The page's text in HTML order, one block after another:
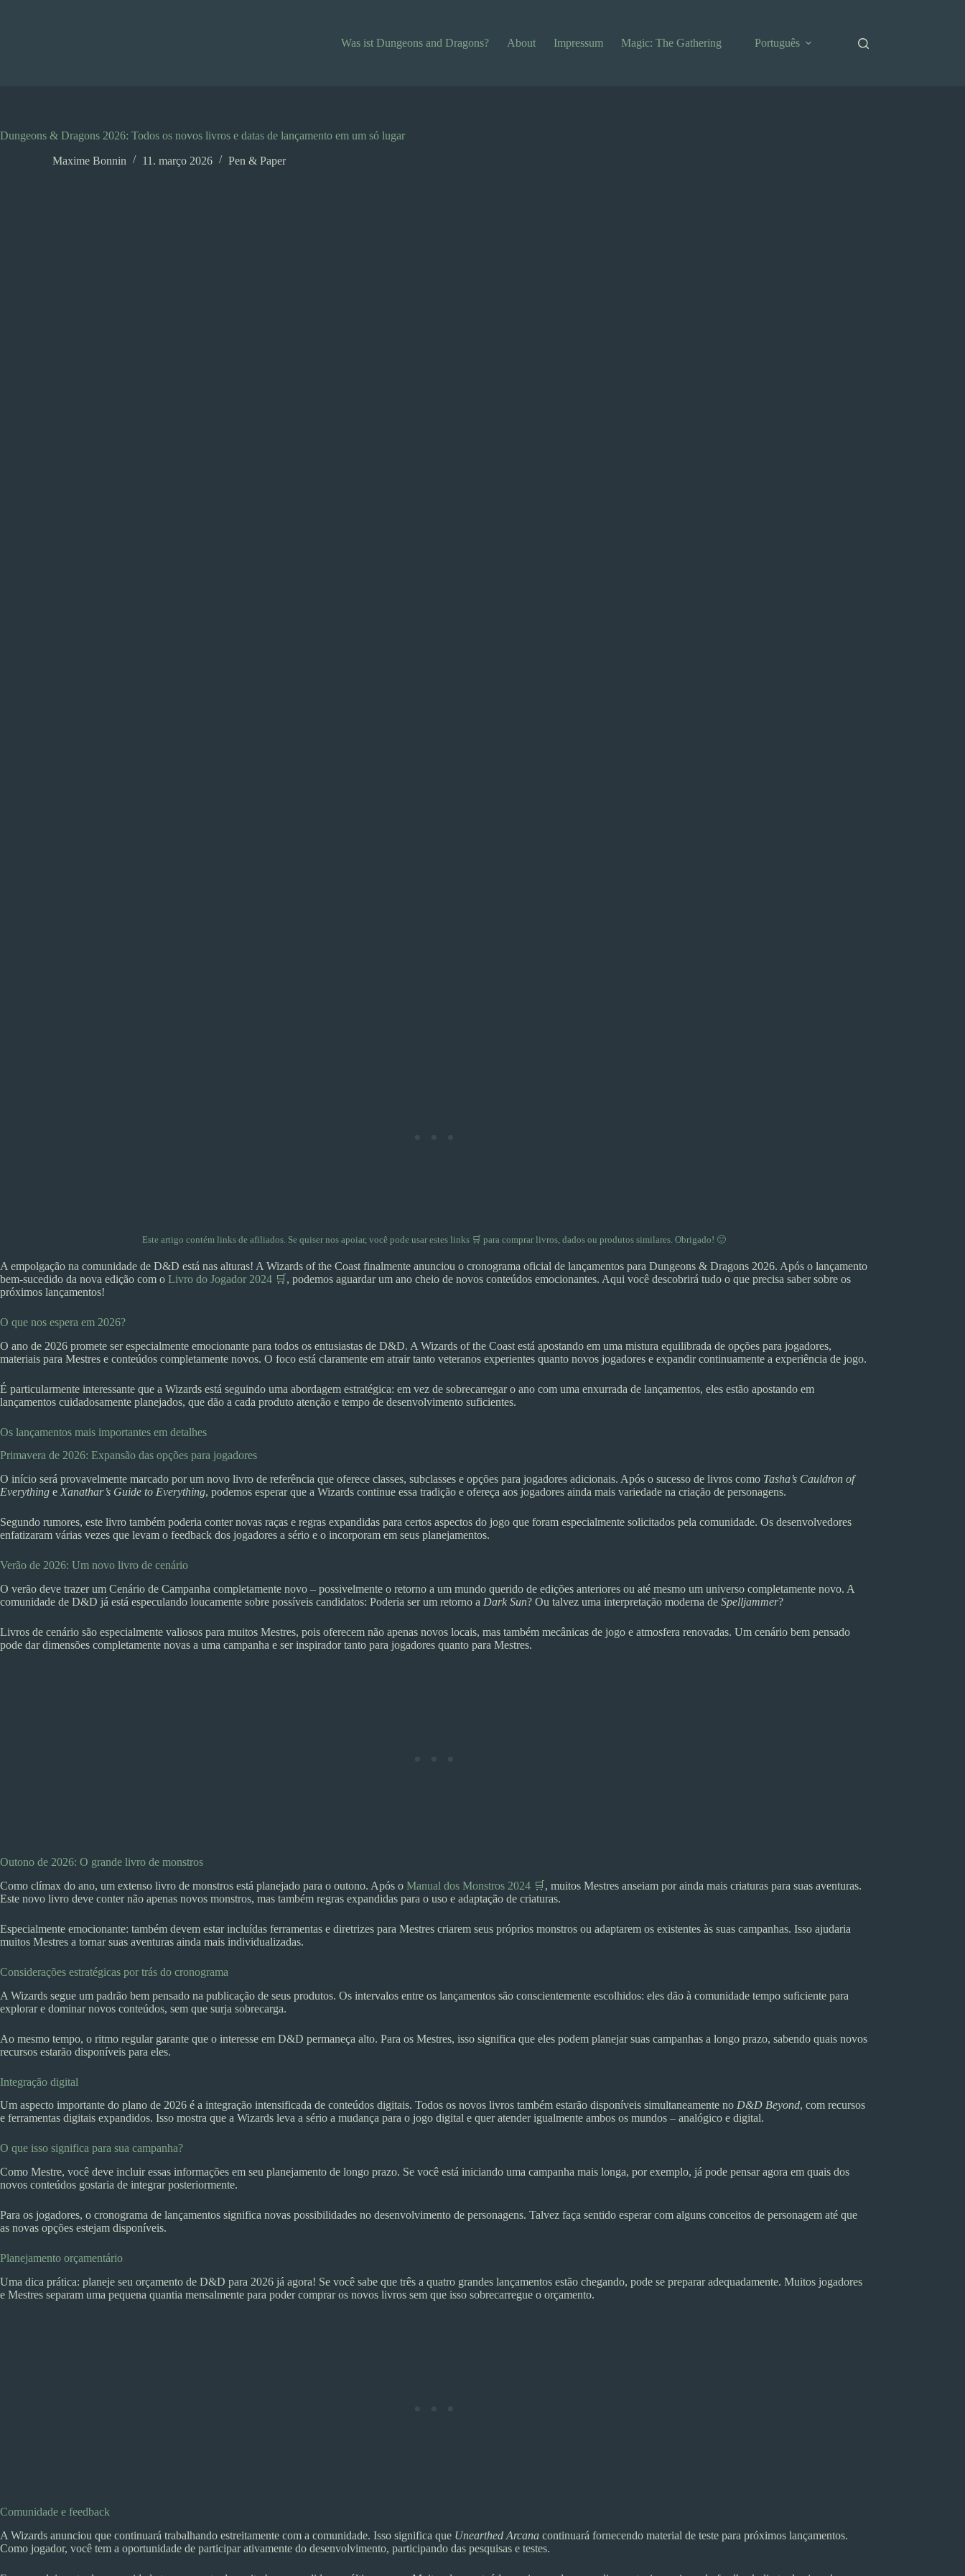
Was ist Dungeons and Dragons? About Impressum Magic: The Gathering Português
Dungeons & Dragons 2026: Todos os novos livros e datas de lançamento em um só lugar
Maxime Bonnin 11. março 2026 Pen & Paper
Este artigo contém links de afiliados. Se quiser nos apoiar, você pode usarestes links 🛒 para comprar livros, dados ou produtos similares. Obrigado! 🙂
A empolgação na comunidade de D&D está nas alturas! A Wizards of the Coast finalmente anunciou o cronograma oficial de lançamentos para Dungeons & Dragons 2026. Após o lançamento
bem-sucedido da nova edição com o Livro do Jogador 2024 🛒 , podemos aguardar um ano cheio de novos conteúdos emocionantes. Aqui você descobrirá tudo o que precisa saber sobre os
próximos lançamentos!
O que nos espera em 2026?
O ano de 2026 promete ser especialmente emocionante para todos os entusiastas de D&D. A Wizards of the Coast está apostando em uma mistura equilibrada de opções para jogadores,
materiais para Mestres e conteúdos completamente novos. O foco está claramente em atrair tanto veteranos experientes quanto novos jogadores e expandir continuamente a experiência de jogo.
É particularmente interessante que a Wizards está seguindo uma abordagem estratégica: em vez de sobrecarregar o ano com uma enxurrada de lançamentos, eles estão apostando em
lançamentos cuidadosamente planejados, que dão a cada produto atenção e tempo de desenvolvimento suficientes.
Os lançamentos mais importantes em detalhes
Primavera de 2026: Expansão das opções para jogadores
O início será provavelmente marcado por um novo livro de referência que oferece classes, subclasses e opções para jogadores adicionais. Após o sucesso de livros como Tasha’s Cauldron of
Everything e Xanathar’s Guide to Everything, podemos esperar que a Wizards continue essa tradição e ofereça aos jogadores ainda mais variedade na criação de personagens.
Segundo rumores, este livro também poderia conter novas raças e regras expandidas para certos aspectos do jogo que foram especialmente solicitados pela comunidade. Os desenvolvedores
enfatizaram várias vezes que levam o feedback dos jogadores a sério e o incorporam em seus planejamentos.
Verão de 2026: Um novo livro de cenário
O verão deve trazer um Cenário de Campanha completamente novo – possivelmente o retorno a um mundo querido de edições anteriores ou até mesmo um universo completamente novo. A
comunidade de D&D já está especulando loucamente sobre possíveis candidatos: Poderia ser um retorno a Dark Sun? Ou talvez uma interpretação moderna de Spelljammer?
Livros de cenário são especialmente valiosos para muitos Mestres, pois oferecem não apenas novos locais, mas também mecânicas de jogo e atmosfera renovadas. Um cenário bem pensado
pode dar dimensões completamente novas a uma campanha e ser inspirador tanto para jogadores quanto para Mestres.
Outono de 2026: O grande livro de monstros
Como clímax do ano, um extenso livro de monstros está planejado para o outono. Após o Manual dos Monstros 2024 🛒 , muitos Mestres anseiam por ainda mais criaturas para suas aventuras.
Este novo livro deve conter não apenas novos monstros, mas também regras expandidas para o uso e adaptação de criaturas.
Especialmente emocionante: também devem estar incluídas ferramentas e diretrizes para Mestres criarem seus próprios monstros ou adaptarem os existentes às suas campanhas. Isso ajudaria
muitos Mestres a tornar suas aventuras ainda mais individualizadas.
Considerações estratégicas por trás do cronograma
A Wizards segue um padrão bem pensado na publicação de seus produtos. Os intervalos entre os lançamentos são conscientemente escolhidos: eles dão à comunidade tempo suficiente para
explorar e dominar novos conteúdos, sem que surja sobrecarga.
Ao mesmo tempo, o ritmo regular garante que o interesse em D&D permaneça alto. Para os Mestres, isso significa que eles podem planejar suas campanhas a longo prazo, sabendo quais novos
recursos estarão disponíveis para eles.
Integração digital
Um aspecto importante do plano de 2026 é a integração intensificada de conteúdos digitais. Todos os novos livros também estarão disponíveis simultaneamente no D&D Beyond, com recursos
e ferramentas digitais expandidos. Isso mostra que a Wizards leva a sério a mudança para o jogo digital e quer atender igualmente ambos os mundos – analógico e digital.
O que isso significa para sua campanha?
Como Mestre, você deve incluir essas informações em seu planejamento de longo prazo. Se você está iniciando uma campanha mais longa, por exemplo, já pode pensar agora em quais dos
novos conteúdos gostaria de integrar posteriormente.
Para os jogadores, o cronograma de lançamentos significa novas possibilidades no desenvolvimento de personagens. Talvez faça sentido esperar com alguns conceitos de personagem até que
as novas opções estejam disponíveis.
Planejamento orçamentário
Uma dica prática: planeje seu orçamento de D&D para 2026 já agora! Se você sabe que três a quatro grandes lançamentos estão chegando, pode se preparar adequadamente. Muitos jogadores
e Mestres separam uma pequena quantia mensalmente para poder comprar os novos livros sem que isso sobrecarregue o orçamento.
Comunidade e feedback
A Wizards anunciou que continuará trabalhando estreitamente com a comunidade. Isso significa que Unearthed Arcana continuará fornecendo material de teste para próximos lançamentos.
Como jogador, você tem a oportunidade de participar ativamente do desenvolvimento, participando das pesquisas e testes.